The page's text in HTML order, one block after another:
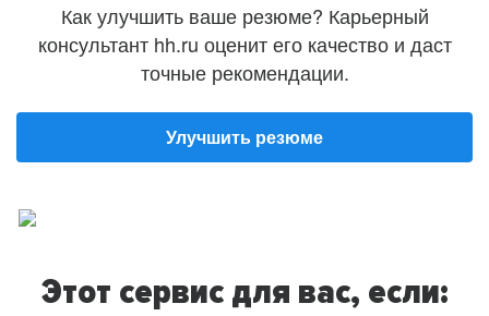
Как улучшить ваше резюме? Карьерный
консультант hh.ru оценит его качество и даст
точные рекомендации.
Улучшить резюме
Этот сервис для вас, если: